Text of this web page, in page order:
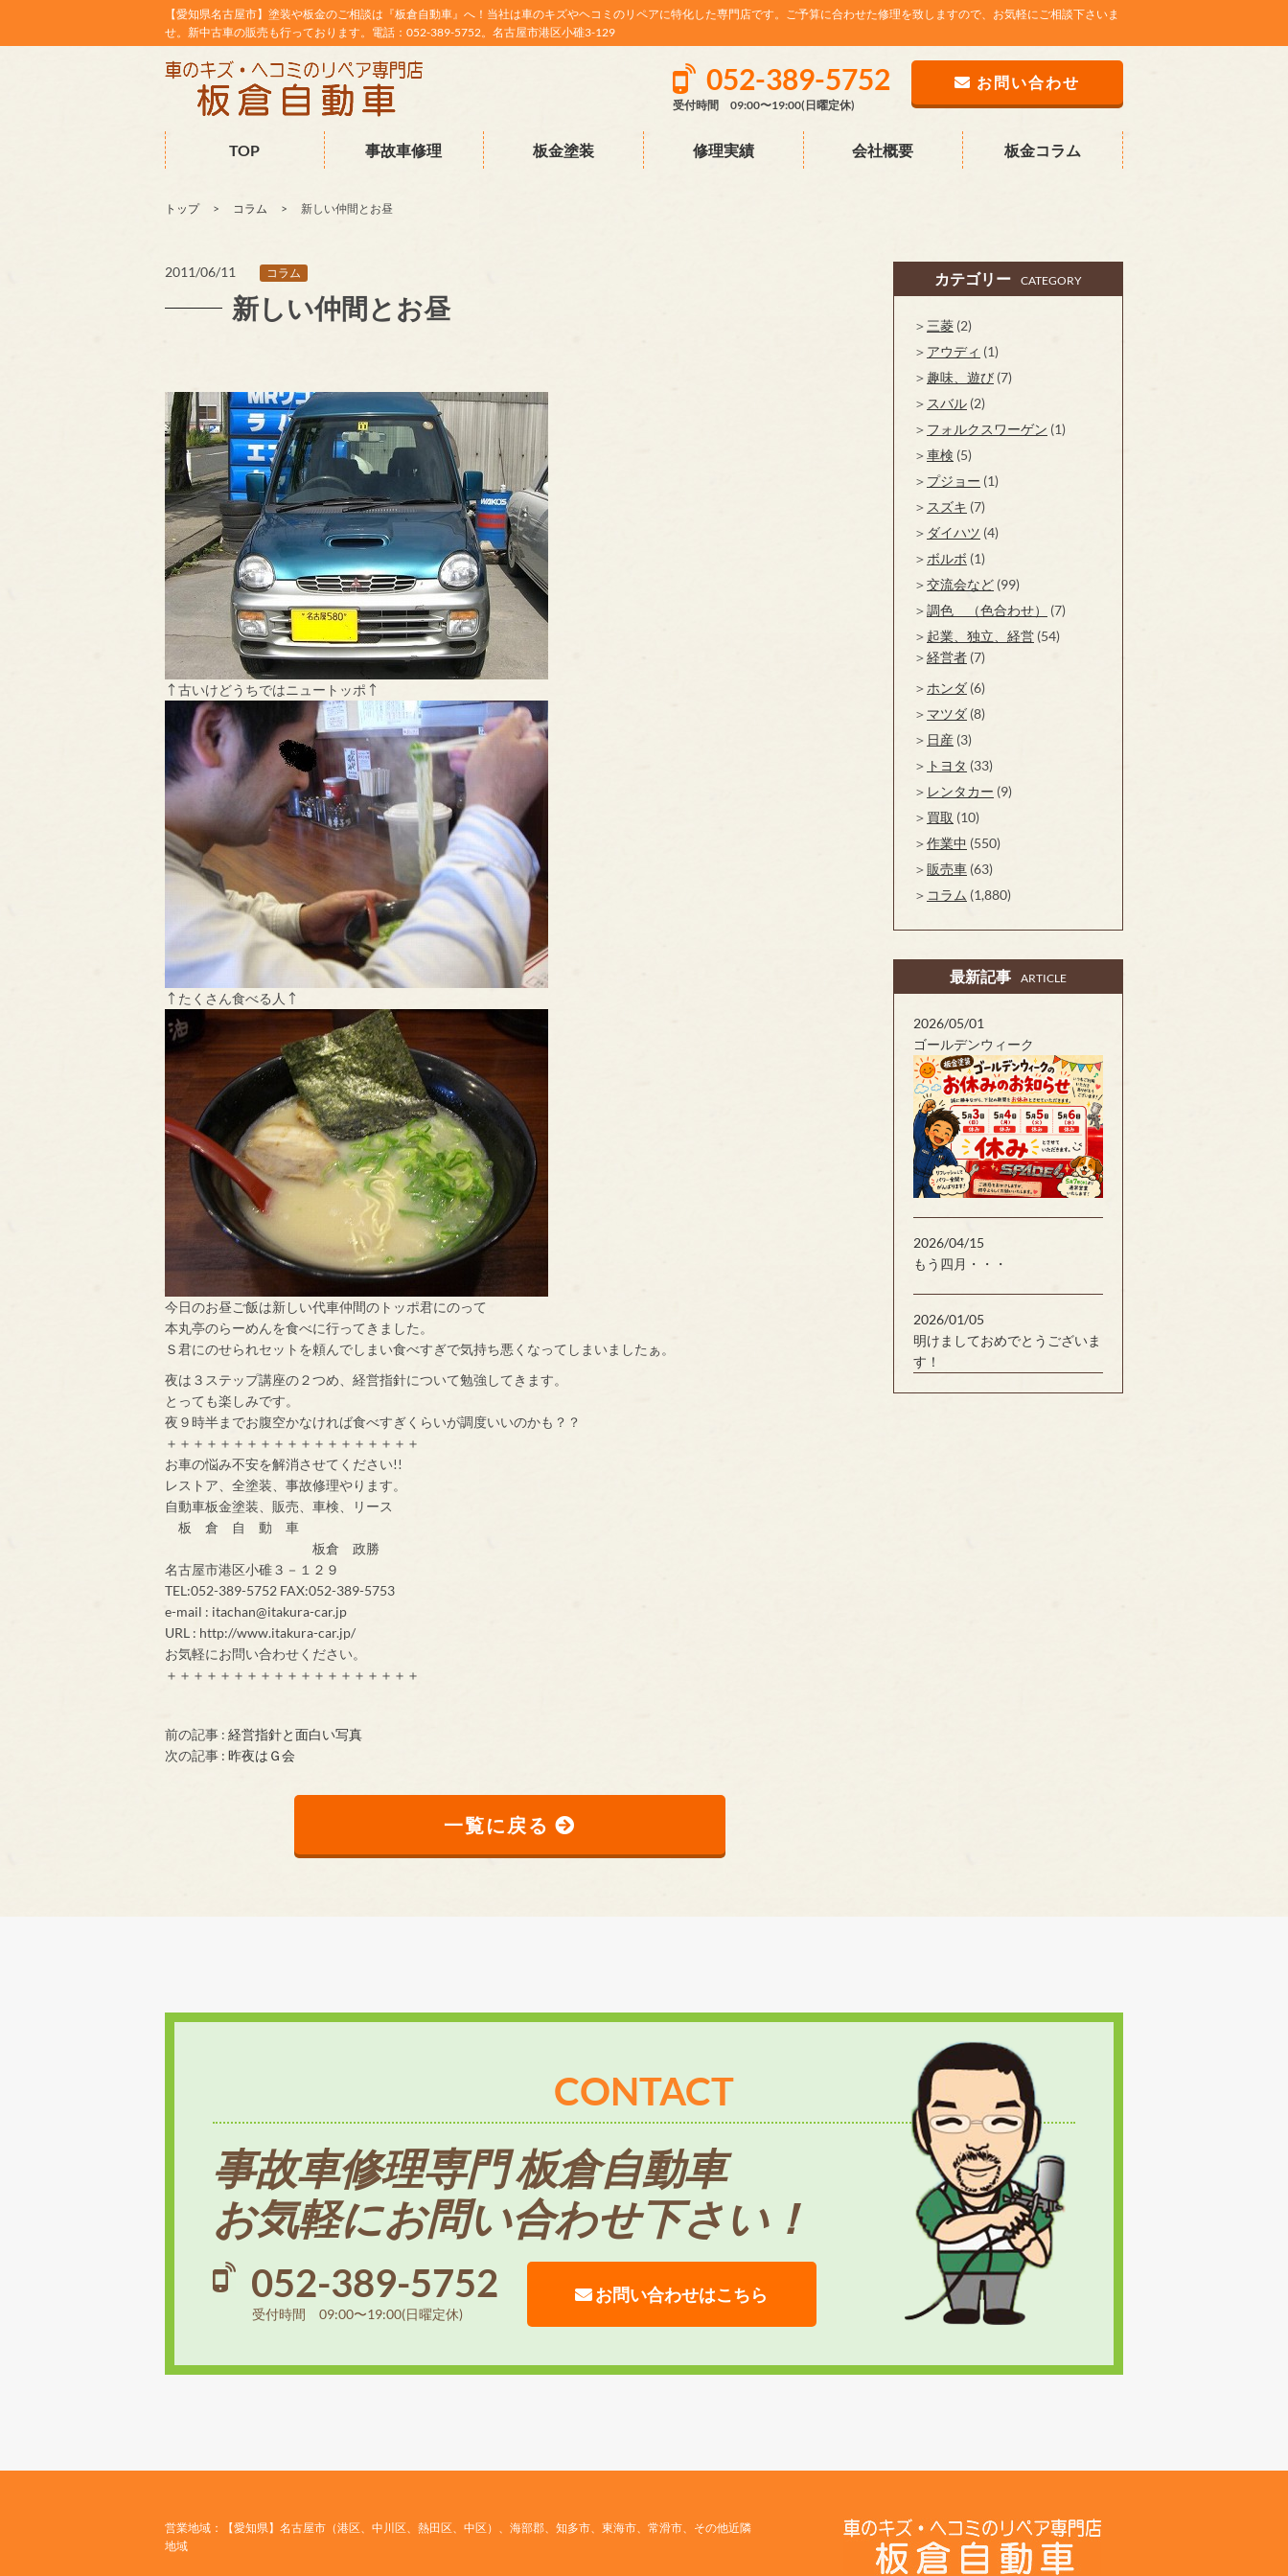
【愛知県名古屋市】塗装や板金のご相談は『板倉自動車』へ！当社は車のキズやヘコミのリペアに特化した専門店です。ご予算に合わせた修理を致しますので、お気軽にご相談下さいま
せ。新中古車の販売も行っております。電話：052-389-5752。名古屋市港区小碓3-129
052-389-5752
受付時間 09:00〜19:00(日曜定休)
お問い合わせ
TOP 事故車修理 板金塗装 修理実績 会社概要 板金コラム
トップ コラム 新しい仲間とお昼
2011/06/11 コラム
新しい仲間とお昼
↑古いけどうちではニュートッポ↑
↑たくさん食べる人↑
今日のお昼ご飯は新しい代車仲間のトッポ君にのって
本丸亭のらーめんを食べに行ってきました。
Ｓ君にのせられセットを頼んでしまい食べすぎで気持ち悪くなってしまいましたぁ。
夜は３ステップ講座の２つめ、経営指針について勉強してきます。
とっても楽しみです。
夜９時半までお腹空かなければ食べすぎくらいが調度いいのかも？？
＋＋＋＋＋＋＋＋＋＋＋＋＋＋＋＋＋＋＋
お車の悩み不安を解消させてください!!
レストア、全塗装、事故修理やります。
自動車板金塗装、販売、車検、リース
板 倉 自 動 車
板倉 政勝
名古屋市港区小碓３－１２９
TEL:052-389-5752 FAX:052-389-5753
e-mail : itachan@itakura-car.jp
URL : http://www.itakura-car.jp/
お気軽にお問い合わせください。
＋＋＋＋＋＋＋＋＋＋＋＋＋＋＋＋＋＋＋
前の記事 : 経営指針と面白い写真
次の記事 : 昨夜はＧ会
一覧に戻る
カテゴリー CATEGORY
三菱 (2)
アウディ (1)
趣味、遊び (7)
スバル (2)
フォルクスワーゲン (1)
車検 (5)
プジョー (1)
スズキ (7)
ダイハツ (4)
ボルボ (1)
交流会など (99)
調色 （色合わせ）
(7)
起業、独立、経営 (54)
経営者 (7)
ホンダ (6)
マツダ (8)
日産 (3)
トヨタ (33)
レンタカー (9)
買取 (10)
作業中 (550)
販売車 (63)
コラム (1,880)
最新記事 ARTICLE
2026/05/01
ゴールデンウィーク
2026/04/15
もう四月・・・
2026/01/05
明けましておめでとうございま
す！
CONTACT
事故車修理専門 板倉自動車
お気軽にお問い合わせ下さい！
052-389-5752
受付時間 09:00〜19:00(日曜定休)
お問い合わせはこちら
営業地域：【愛知県】名古屋市（港区、中川区、熱田区、中区）、海部郡、知多市、東海市、常滑市、その他近隣
地域